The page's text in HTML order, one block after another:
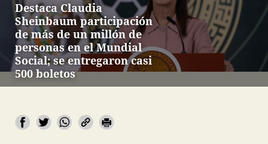
Destaca Claudia
Sheinbaum participación
de más de un millón de
personas en el Mundial
Social; se entregaron casi
500 boletos